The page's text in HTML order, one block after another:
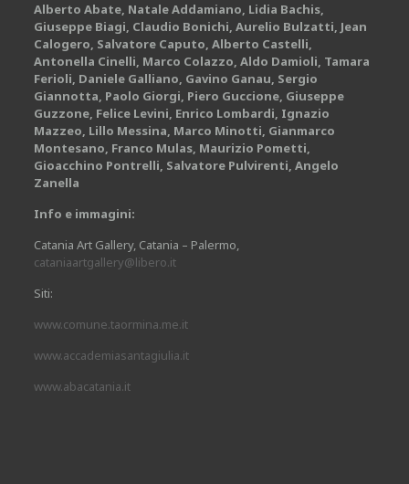
Alberto Abate, Natale Addamiano, Lidia Bachis,
Giuseppe Biagi, Claudio Bonichi, Aurelio Bulzatti, Jean
Calogero, Salvatore Caputo, Alberto Castelli,
Antonella Cinelli, Marco Colazzo, Aldo Damioli, Tamara
Ferioli, Daniele Galliano, Gavino Ganau, Sergio
Giannotta, Paolo Giorgi, Piero Guccione, Giuseppe
Guzzone, Felice Levini, Enrico Lombardi, Ignazio
Mazzeo, Lillo Messina, Marco Minotti, Gianmarco
Montesano, Franco Mulas, Maurizio Pometti,
Gioacchino Pontrelli, Salvatore Pulvirenti, Angelo
Zanella
Info e immagini:
Catania Art Gallery, Catania – Palermo,
cataniaartgallery@libero.it
Siti:
www.comune.taormina.me.it
www.accademiasantagiulia.it
www.abacatania.it